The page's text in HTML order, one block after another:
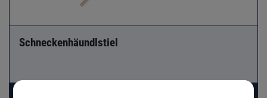
Schneckenhäundlstiel